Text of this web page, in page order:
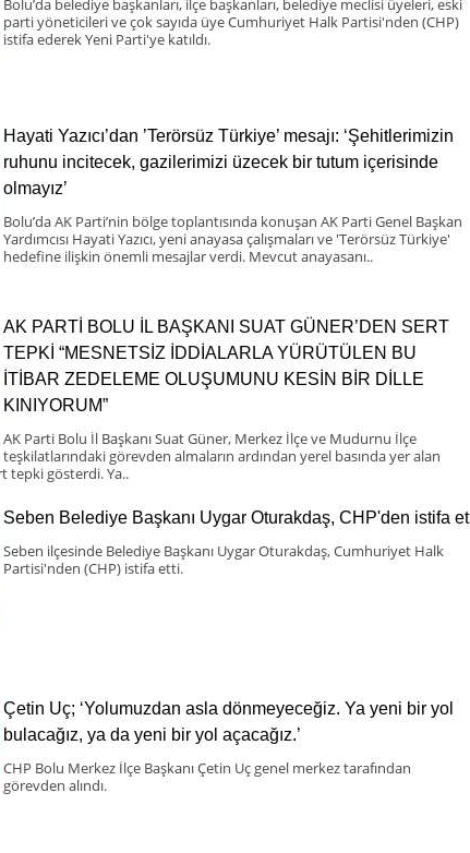
Bolu’da belediye başkanları, ilçe başkanları, belediye meclisi üyeleri, eski
parti yöneticileri ve çok sayıda üye Cumhuriyet Halk Partisi'nden (CHP)
istifa ederek Yeni Parti'ye katıldı.
Hayati Yazıcı’dan ’Terörsüz Türkiye’ mesajı: ‘Şehitlerimizin
ruhunu incitecek, gazilerimizi üzecek bir tutum içerisinde
olmayız’
Bolu’da AK Parti’nin bölge toplantısında konuşan AK Parti Genel Başkan
Yardımcısı Hayati Yazıcı, yeni anayasa çalışmaları ve 'Terörsüz Türkiye'
hedefine ilişkin önemli mesajlar verdi. Mevcut anayasanı..
AK PARTİ BOLU İL BAŞKANI SUAT GÜNER’DEN SERT
TEPKİ “MESNETSİZ İDDİALARLA YÜRÜTÜLEN BU
İTİBAR ZEDELEME OLUŞUMUNU KESİN BİR DİLLE
KINIYORUM”
AK Parti Bolu İl Başkanı Suat Güner, Merkez İlçe ve Mudurnu İlçe
teşkilatlarındaki görevden almaların ardından yerel basında yer alan
tepki gösterdi. Ya..
Seben Belediye Başkanı Uygar Oturakdaş, CHP'den istifa et
Seben ilçesinde Belediye Başkanı Uygar Oturakdaş, Cumhuriyet Halk
Partisi'nden (CHP) istifa etti.
Çetin Uç; ‘Yolumuzdan asla dönmeyeceğiz. Ya yeni bir yol
bulacağız, ya da yeni bir yol açacağız.’
CHP Bolu Merkez İlçe Başkanı Çetin Uç genel merkez tarafından
görevden alındı.